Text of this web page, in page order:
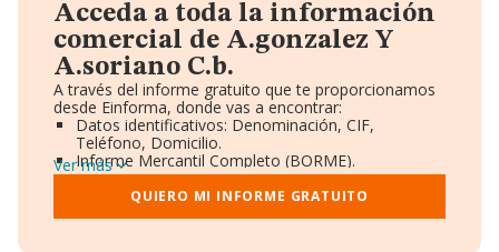
Acceda a toda la información
comercial de A.gonzalez Y
A.soriano C.b.
A través del informe gratuito que te proporcionamos
desde Einforma, donde vas a encontrar:
Datos identificativos: Denominación, CIF,
Teléfono, Domicilio.
Informe Mercantil Completo (BORME).
Gráficos de Evolución Ventas y Empleados.
Consejo de Administración y Administradores.
Directivos y Ejecutivos.
Ver más
QUIERO MI INFORME GRATUITO